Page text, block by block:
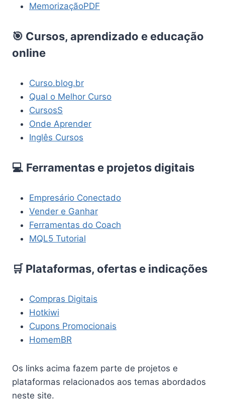
MemorizaçãoPDF
🎯 Cursos, aprendizado e educação
online
Curso.blog.br
Qual o Melhor Curso
CursosS
Onde Aprender
Inglês Cursos
💻 Ferramentas e projetos digitais
Empresário Conectado
Vender e Ganhar
Ferramentas do Coach
MQL5 Tutorial
🛒 Plataformas, ofertas e indicações
Compras Digitais
Hotkiwi
Cupons Promocionais
HomemBR
Os links acima fazem parte de projetos e
plataformas relacionados aos temas abordados
neste site.